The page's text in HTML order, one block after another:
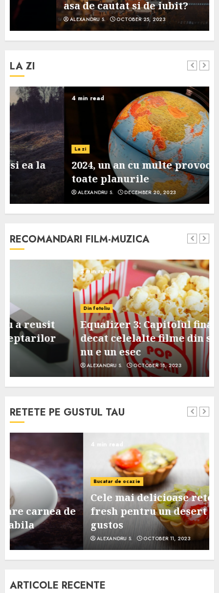
asa de cautat si de iubit?
ALEXANDRU S. OCTOBER 25, 2023
LA ZI
4 min read
La zi
2024, un an cu multe provocari pe
toate planurile
DECEMBER 20, 2023
RECOMANDARI FILM-MUZICA
Din fotoliu
Equalizer 3: Capitolul final, mai slab
decat celelalte filme din serie, dar
nu e un esec
ALEXANDRU S. OCTOBER 18, 2023
RETETE PE GUSTUL TAU
Bucatar de ocazie
Cele mai delicioase retete de tarte
fresh pentru un desert sanatos si
gustos
OCTOBER 11, 2023
ARTICOLE RECENTE